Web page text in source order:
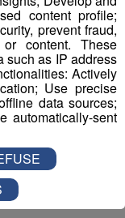
d'identifier les
par les
de juin 2022,
globale de 8 sur
du Groupe Mont
de qualité
content profile;
prevent fraud,
content. These
such as IP address
Actively
Use precise
data sources;
automatically-sent